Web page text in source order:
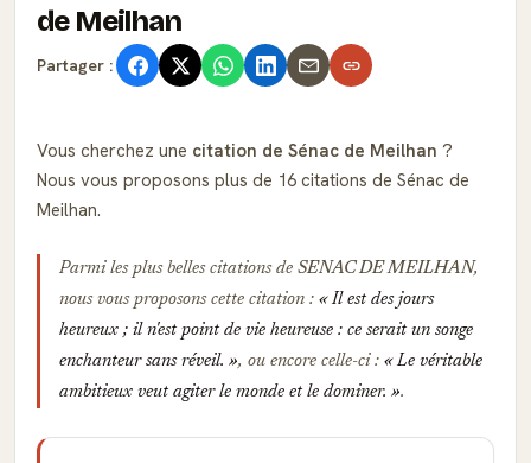
de Meilhan
Partager :
Vous cherchez une citation de Sénac de Meilhan ?
Nous vous proposons plus de 16 citations de Sénac de
Meilhan.
Parmi les plus belles citations de SENAC DE MEILHAN,
nous vous proposons cette citation :
Il est des jours
heureux ; il n'est point de vie heureuse : ce serait un songe
enchanteur sans réveil.
, ou encore celle-ci :
Le véritable
ambitieux veut agiter le monde et le dominer.
.